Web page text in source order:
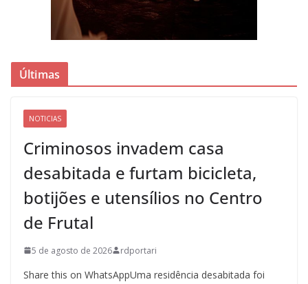
Últimas
NOTICIAS
Criminosos invadem casa
desabitada e furtam bicicleta,
botijões e utensílios no Centro
de Frutal
5 de agosto de 2026 rdportari
Share this on WhatsAppUma residência desabitada foi